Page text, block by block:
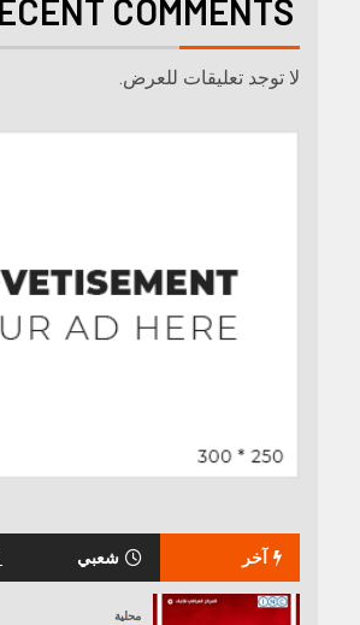
COMMENTS
لا توجد تعليقات للعرض.
آخر شعبي
محلية